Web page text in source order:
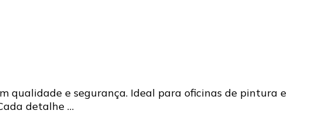
qualidade e segurança. Ideal para oficinas de pintura e
detalhe …